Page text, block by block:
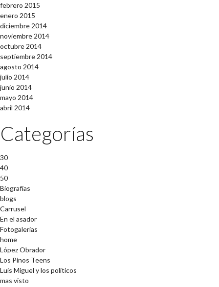
febrero 2015
enero 2015
diciembre 2014
noviembre 2014
octubre 2014
septiembre 2014
agosto 2014
julio 2014
junio 2014
mayo 2014
abril 2014
Categorías
30
40
50
Biografías
blogs
Carrusel
En el asador
Fotogalerías
home
López Obrador
Los Pinos Teens
Luis Miguel y los políticos
mas visto